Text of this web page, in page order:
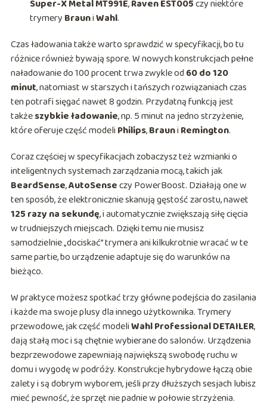
Super-X Metal MT991E,Raven EST005czy niektóre
trymery BrauniWahl.
Czas ładowania także warto sprawdzić w specyfikacji, bo tu
różnice również bywają spore. W nowych konstrukcjach pełne
naładowanie do 100 procent trwa zwykle od 60 do 120
minut, natomiast w starszych i tańszych rozwiązaniach czas
ten potrafi sięgać nawet 8 godzin. Przydatną funkcją jest
takżeszybkie ładowanie, np. 5 minut na jedno strzyżenie,
które oferuje część modeli Philips,Brauni Remington.
Coraz częściej w specyfikacjach zobaczysz też wzmianki o
inteligentnych systemach zarządzania mocą, takich jak
BeardSense,AutoSenseczy PowerBoost. Działają one w
ten sposób, że elektronicznie skanują gęstość zarostu, nawet
125 razy na sekundę, i automatycznie zwiększają siłę cięcia
w trudniejszych miejscach. Dzięki temu nie musisz
samodzielnie „dociskać” trymera ani kilkukrotnie wracać w te
same partie, bo urządzenie adaptuje się do warunków na
bieżąco.
W praktyce możesz spotkać trzy główne podejścia do zasilania
i każde ma swoje plusy dla innego użytkownika. Trymery
przewodowe, jak część modeliWahl Professional DETAILER,
dają stałą moc i są chętnie wybierane do salonów. Urządzenia
bezprzewodowe zapewniają największą swobodę ruchu w
domu i wygodę w podróży. Konstrukcje hybrydowe łączą obie
zalety i są dobrym wyborem, jeśli przy dłuższych sesjach lubisz
mieć pewność, że sprzęt nie padnie w połowie strzyżenia.